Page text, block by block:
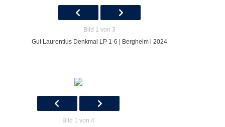
Bild 1 von 3
Gut Laurentius Denkmal LP 1-6 | Bergheim l 2024
Bild 1 von 4